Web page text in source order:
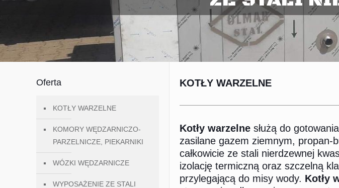
KOTŁY WARZELNE
Kotły warzelnesłużą do
zasilane gazem ziemnym, propan-
całkowicie ze stali nierdzewnej
izolację termiczną oraz szczelną
przylegającą do misy wody. Kotły
Oferta
KOTŁY WARZELNE
KOMORY WĘDZARNICZO-
PARZELNICZE, PIEKARNIKI
WÓZKI WĘDZARNICZE
WYPOSAŻENIE ZE STALI